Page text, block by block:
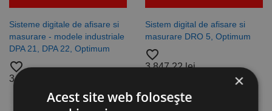
Sisteme digitale de afisare si
masurare - modele industriale
DPA 21, DPA 22, Optimum
favorite_border
3.391,15 lei
Sistem digital de afisare si
masurare DRO 5, Optimum
favorite_border
3.847,22 lei
×
Acest site web folosește